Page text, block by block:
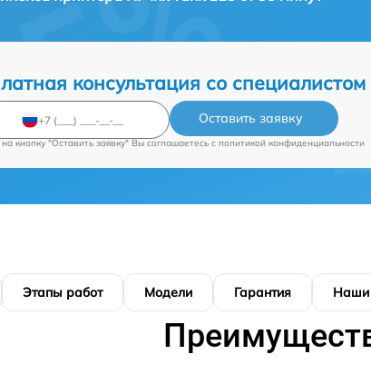
консультация со специалистом
Оставить заявку
кнопку "Оставить заявку" Вы соглашаетесь c политикой конфиденциальности
Этапы работ Модели Гарантия Наши